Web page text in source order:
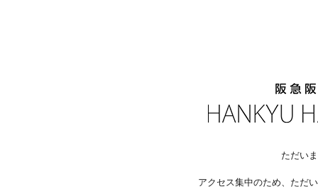
ただい
アクセス集中のため、ただ